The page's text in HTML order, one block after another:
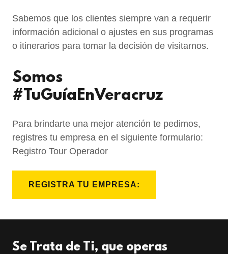
Sabemos que los clientes siempre van a requerir
información adicional o ajustes en sus programas
o itinerarios para tomar la decisión de visitarnos.
Somos
#TuGuíaEnVeracruz
Para brindarte una mejor atención te pedimos,
registres tu empresa en el siguiente formulario:
Registro Tour Operador
REGISTRA TU EMPRESA:
Se Trata de Ti, que operas